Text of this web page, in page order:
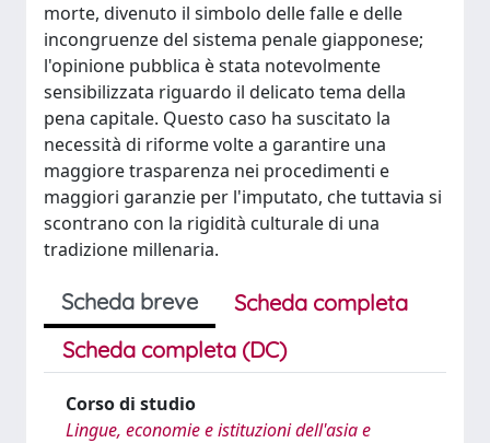
morte, divenuto il simbolo delle falle e delle
incongruenze del sistema penale giapponese;
l'opinione pubblica è stata notevolmente
sensibilizzata riguardo il delicato tema della
pena capitale. Questo caso ha suscitato la
necessità di riforme volte a garantire una
maggiore trasparenza nei procedimenti e
maggiori garanzie per l'imputato, che tuttavia si
scontrano con la rigidità culturale di una
tradizione millenaria.
Scheda breve
Scheda completa
Scheda completa (DC)
Corso di studio
Lingue, economie e istituzioni dell'asia e